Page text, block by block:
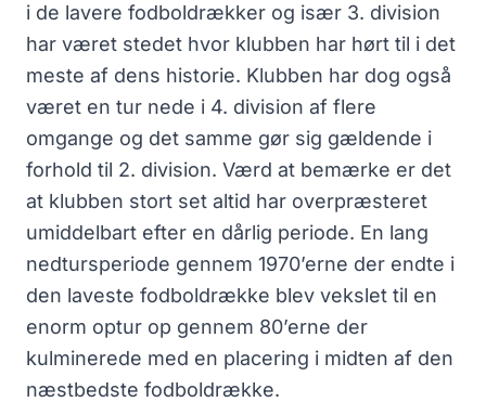
i de lavere fodboldrækker og især 3. division
har været stedet hvor klubben har hørt til i det
meste af dens historie. Klubben har dog også
været en tur nede i 4. division af flere
omgange og det samme gør sig gældende i
forhold til 2. division. Værd at bemærke er det
at klubben stort set altid har overpræsteret
umiddelbart efter en dårlig periode. En lang
nedtursperiode gennem 1970’erne der endte i
den laveste fodboldrække blev vekslet til en
enorm optur op gennem 80’erne der
kulminerede med en placering i midten af den
næstbedste fodboldrække.